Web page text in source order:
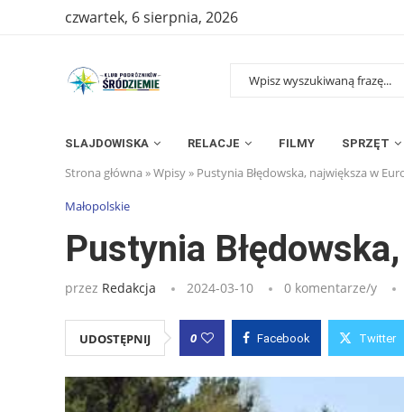
czwartek, 6 sierpnia, 2026
SLAJDOWISKA RELACJE FILMY SPRZĘT
Strona główna »Wpisy» Pustynia Błędowska, największa w
Małopolskie
Pustynia
przez Redakcja 2024-03-10 0 komentarze/y
UDOSTĘPNIJ 0 Facebook Twitter